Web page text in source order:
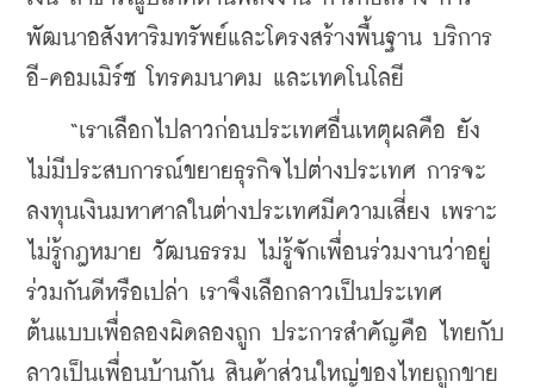
พัฒนาอสังหาริมทรัพย์และโครงสร้างพื้นฐาน บริการ
อี-คอมเมิร์ซ โทรคมนาคม และเทคโนโลยี
“เราเลือกไปลาวก่อนประเทศอื่นเหตุผลคือ ยัง
ไม่มีประสบการณ์ขยายธุรกิจไปต่างประเทศ การจะ
ลงทุนเงินมหาศาลในต่างประเทศมีความเสี่ยง เพราะ
ไม่รู้กฎหมาย วัฒนธรรม ไม่รู้จักเพื่อนร่วมงานว่าอยู่
ร่วมกันดีหรือเปล่า เราจึงเลือกลาวเป็นประเทศ
ต้นแบบเพื่อลองผิดลองถูก ประการสำคัญคือ ไทยกับ
ลาวเป็นเพื่อนบ้านกัน สินค้าส่วนใหญ่ของไทยถูกขาย